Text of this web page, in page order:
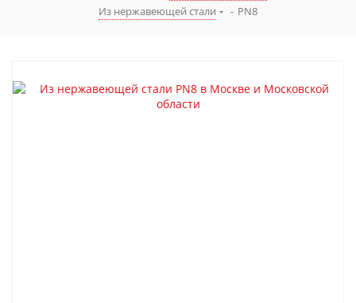
Из нержавеющей стали
- PN8